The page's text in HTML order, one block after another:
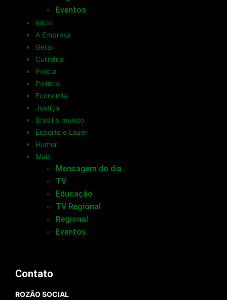
Eventos
Início
A Empresa
Geral
Culinária
Polícia
Política
Economia
Justiça
Brasil e mundo
Esporte e Lazer
Humor
Mais
Mensagem do dia
TV
Educação
TV Regional
Regional
Eventos
Contato
ROZÃO SOCIAL